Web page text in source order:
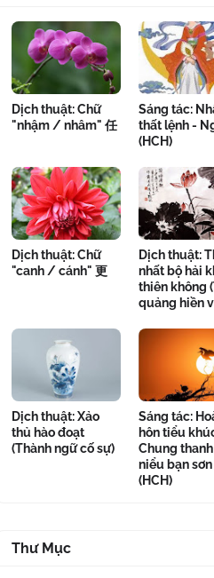
Dịch thuật: Chữ
"nhậm / nhâm" 任
Sáng tác:
thất lệnh -
(HCH)
Dịch thuật: Chữ
"canh / cánh" 更
Dịch thuật:
nhất bộ hải
thiên không
quảng hiền
Dịch thuật: Xảo
thủ hào đoạt
(Thành ngữ cố sự)
Sáng tác:
hôn tiểu
Chung
niểu bạn
(HCH)
Thư Mục